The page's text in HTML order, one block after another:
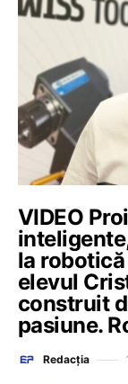
VIDEO
la
elevul
construit
pasiune.
Redacția